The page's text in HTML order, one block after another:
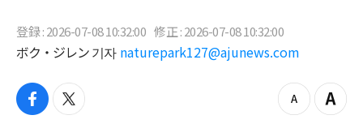
登録 : 2026-07-08 10:32:00 修正 : 2026-07-08 10:32:00
ボク・ジレン 기자 naturepark127@ajunews.com
f
t
z
Z